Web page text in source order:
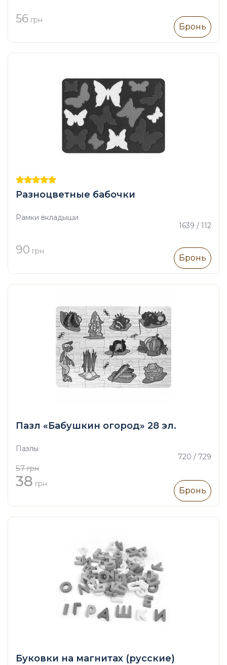
56 грн
Бронь
Разноцветные бабочки
Рамки вкладыши
1639 / 112
90 грн
Бронь
Пазл «Бабушкин огород» 28 эл.
Пазлы
720 / 729
57грн
38 грн
Бронь
Буковки на магнитах (русские)